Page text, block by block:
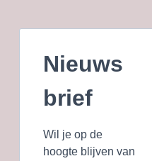
Nieuws
brief
Wil je op de
hoogte blijven van